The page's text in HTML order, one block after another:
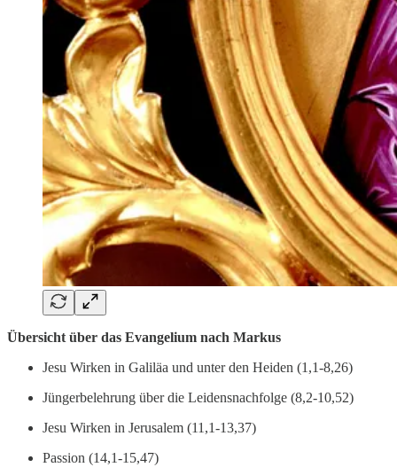
Übersicht über das Evangelium nach Markus
Jesu Wirken in Galiläa und unter den Heiden (1,1-8,26)
Jüngerbelehrung über die Leidensnachfolge (8,2-10,52)
Jesu Wirken in Jerusalem (11,1-13,37)
Passion (14,1-15,47)